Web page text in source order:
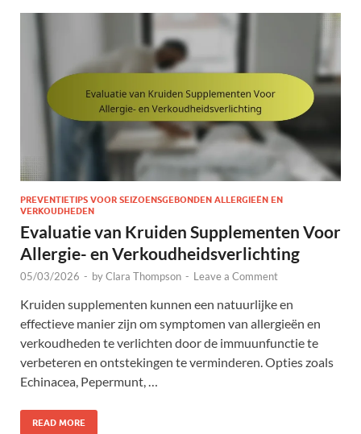
PREVENTIETIPS VOOR SEIZOENSGEBONDEN ALLERGIEËN EN
VERKOUDHEDEN
Evaluatie van Kruiden Supplementen Voor
Allergie- en Verkoudheidsverlichting
05/03/2026 - byClara Thompson - Leave a Comment
Kruiden supplementen kunnen een natuurlijke en
effectieve manier zijn om symptomen van allergieën en
verkoudheden te verlichten door de immuunfunctie te
verbeteren en ontstekingen te verminderen. Opties zoals
Echinacea, Pepermunt, …
READ MORE